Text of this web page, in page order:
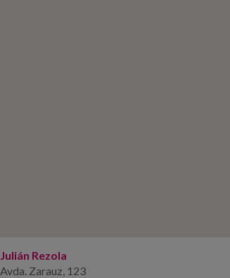
Julián Rezola
Avda. Zarauz, 123